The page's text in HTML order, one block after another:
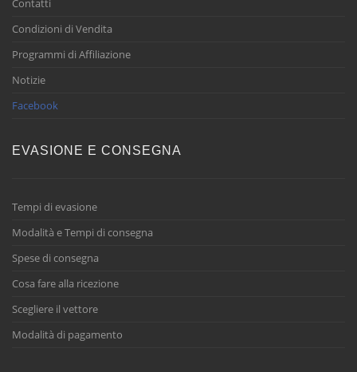
Contatti
Condizioni di Vendita
Programmi di Affiliazione
Notizie
Facebook
EVASIONE E CONSEGNA
Tempi di evasione
Modalità e Tempi di consegna
Spese di consegna
Cosa fare alla ricezione
Scegliere il vettore
Modalità di pagamento